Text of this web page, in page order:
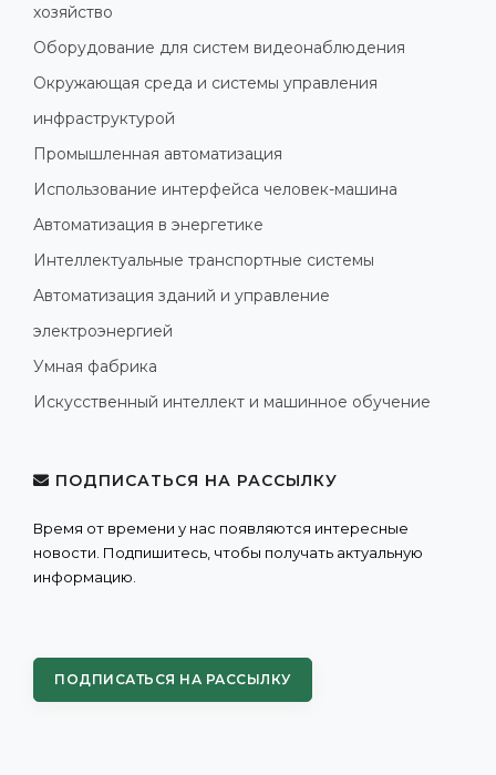
хозяйство
Оборудование для систем видеонаблюдения
Окружающая среда и системы управления
инфраструктурой
Промышленная автоматизация
Использование интерфейса человек-машина
Автоматизация в энергетике
Интеллектуальные транспортные системы
Автоматизация зданий и управление
электроэнергией
Умная фабрика
Искусственный интеллект и машинное обучение
ПОДПИСАТЬСЯ НА РАССЫЛКУ
Время от времени у нас появляются интересные
новости. Подпишитесь, чтобы получать актуальную
информацию.
ПОДПИСАТЬСЯ НА РАССЫЛКУ